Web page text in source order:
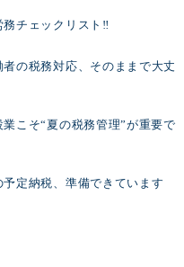
チェックリスト‼
の税務対応、そのままで大丈
こそ“夏の税務管理”が重要で
定納税、準備できています